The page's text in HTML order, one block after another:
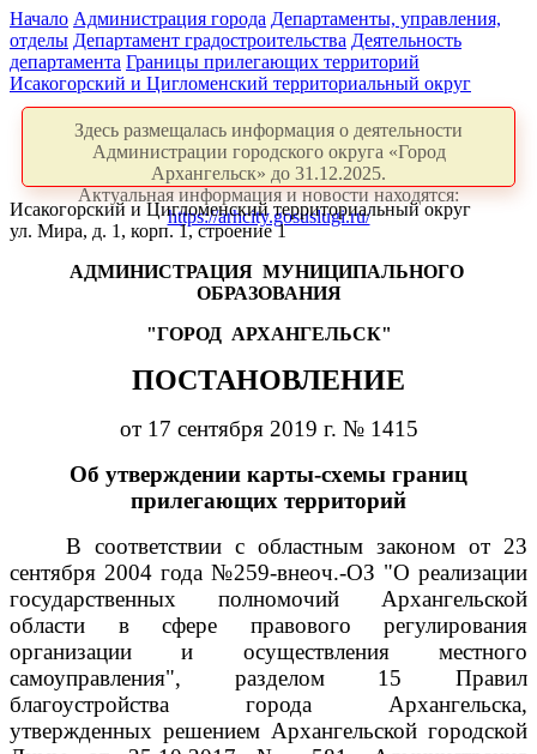
Начало Администрация города Департаменты, управления,
отделы Департамент градостроительства Деятельность
департамента Границы прилегающих территорий
Исакогорский и Цигломенский территориальный округ
Здесь размещалась информация о деятельности
Администрации городского округа «Город
Архангельск» до 31.12.2025.
Актуальная информация и новости находятся:
https://arhcity.gosuslugi.ru/
Исакогорский и Цигломенский территориальный округ
ул. Мира, д. 1, корп. 1, строение 1
АДМИНИСТРАЦИЯ МУНИЦИПАЛЬНОГО
ОБРАЗОВАНИЯ
"ГОРОД АРХАНГЕЛЬСК"
ПОСТАНОВЛЕНИЕ
от 17 сентября 2019 г. № 1415
Об утверждении карты-схемы границ
прилегающих территорий
В соответствии с областным законом от 23
сентября 2004 года №259-внеоч.-ОЗ "О реализации
государственных полномочий Архангельской
области в сфере правового регулирования
организации и осуществления местного
самоуправления", разделом 15 Правил
благоустройства города Архангельска,
утвержденных решением Архангельской городской